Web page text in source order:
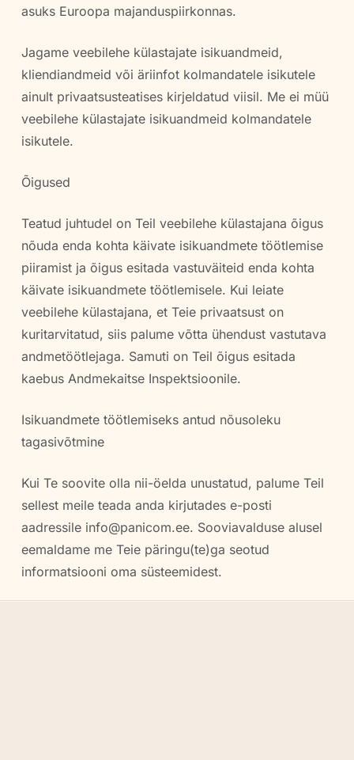
asuks Euroopa majanduspiirkonnas.
Jagame veebilehe külastajate isikuandmeid,
kliendiandmeid või äriinfot kolmandatele isikutele
ainult privaatsusteatises kirjeldatud viisil. Me ei müü
veebilehe külastajate isikuandmeid kolmandatele
isikutele.
Õigused
Teatud juhtudel on Teil veebilehe külastajana õigus
nõuda enda kohta käivate isikuandmete töötlemise
piiramist ja õigus esitada vastuväiteid enda kohta
käivate isikuandmete töötlemisele. Kui leiate
veebilehe külastajana, et Teie privaatsust on
kuritarvitatud, siis palume võtta ühendust vastutava
andmetöötlejaga. Samuti on Teil õigus esitada
kaebus Andmekaitse Inspektsioonile.
Isikuandmete töötlemiseks antud nõusoleku
tagasivõtmine
Kui Te soovite olla nii-öelda unustatud, palume Teil
sellest meile teada anda kirjutades e-posti
aadressile info@panicom.ee. Sooviavalduse alusel
eemaldame me Teie päringu(te)ga seotud
informatsiooni oma süsteemidest.